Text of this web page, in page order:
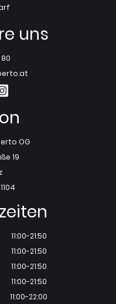
uns
OG
19
11:00-21:50
11:00-21:50
11:00-21:50
11:00-21:50
11:00-22:00